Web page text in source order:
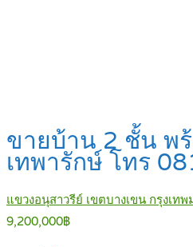
ขายบ้าน 2 ชั้น พ
เทพารักษ์ โทร
แขวงอนุสาวรีย์ เขตบางเขน กรุงเท
9,200,000฿